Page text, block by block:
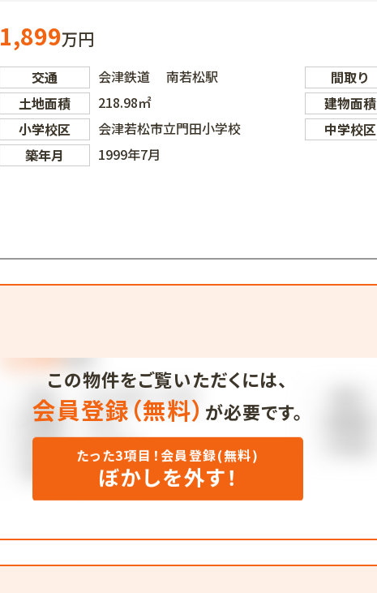
1,899万円
交通 会津鉄道 南若松駅 間取り
土地面積
218.98㎡ 建物面積
小学校区
会津若松市立門田小学校 中学校区
築年月
1999年7月
この物件をご覧いただくには、
会員登録（無料） が必要です。
たった3項目！会員登録(無料)
ぼかしを外す！